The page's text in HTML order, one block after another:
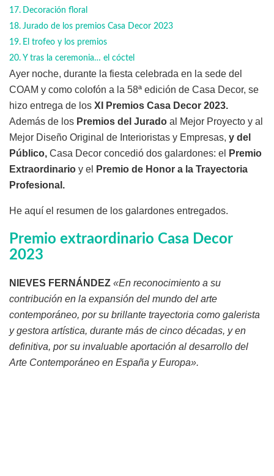
Decoración floral
Jurado de los premios Casa Decor 2023
El trofeo y los premios
Y tras la ceremonia… el cóctel
Ayer noche, durante la fiesta celebrada en la sede del
COAM y como colofón a la 58ª edición de Casa Decor, se
hizo entrega de los XI Premios Casa Decor 2023.
Además de los Premios del Jurado al Mejor Proyecto y al
Mejor Diseño Original de Interioristas y Empresas, y del
Público, Casa Decor concedió dos galardones: el
Premio
Extraordinario y el
Premio de Honor a la Trayectoria
Profesional.
He aquí el resumen de los galardones entregados.
Premio extraordinario Casa Decor
2023
NIEVES FERNÁNDEZ «En reconocimiento a su
contribución en la expansión del mundo del arte
contemporáneo, por su brillante trayectoria como galerista
y gestora artística, durante más de cinco décadas, y en
definitiva, por su invaluable aportación al desarrollo del
Arte Contemporáneo en España y Europa».